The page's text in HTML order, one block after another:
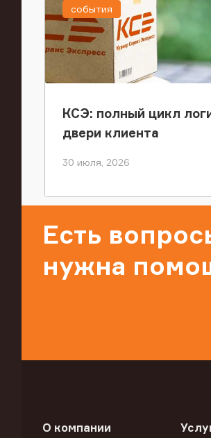
КСЭ: полный цикл
двери клиента
30 июля, 2026
события
Есть
нужна
О компании